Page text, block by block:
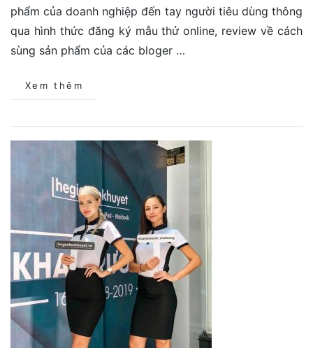
phẩm của doanh nghiệp đến tay người tiêu dùng thông
qua hình thức đăng ký mẫu thử online, review về cách
sùng sản phẩm của các bloger …
Xem thêm